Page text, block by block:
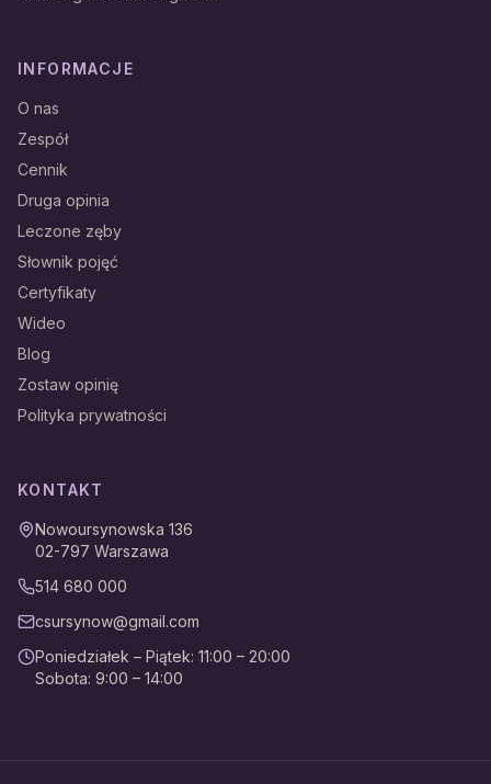
INFORMACJE
O nas
Zespół
Cennik
Druga opinia
Leczone zęby
Słownik pojęć
Certyfikaty
Wideo
Blog
Zostaw opinię
Polityka prywatności
KONTAKT
Nowoursynowska 136
02-797 Warszawa
514 680 000
csursynow@gmail.com
Poniedziałek – Piątek: 11:00 – 20:00
Sobota: 9:00 – 14:00